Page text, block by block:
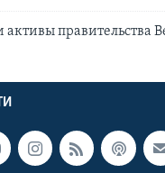
правительства